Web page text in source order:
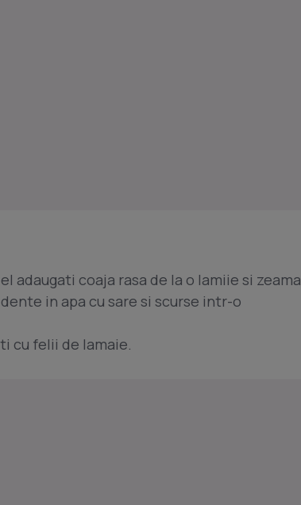
adaugati coaja rasa de la o lamiie si zeama
in apa cu sare si scurse intr-o
cu felii de lamaie.